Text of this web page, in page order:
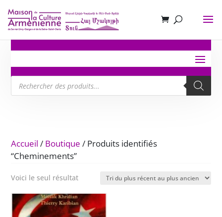
Recherche
de
produits
Accueil / Boutique / Produits identifiés
“Cheminements”
Voici le seul résultat